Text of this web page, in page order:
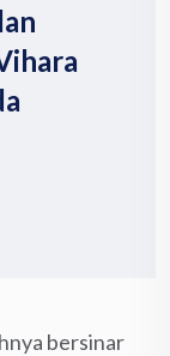
bersinar